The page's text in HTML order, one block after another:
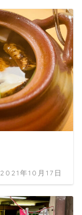
2021年10月17日